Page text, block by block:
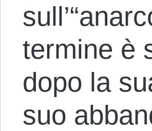
termine è
dopo la
suo